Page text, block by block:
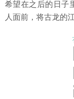
希望在之后的日子
人面前，将古龙的